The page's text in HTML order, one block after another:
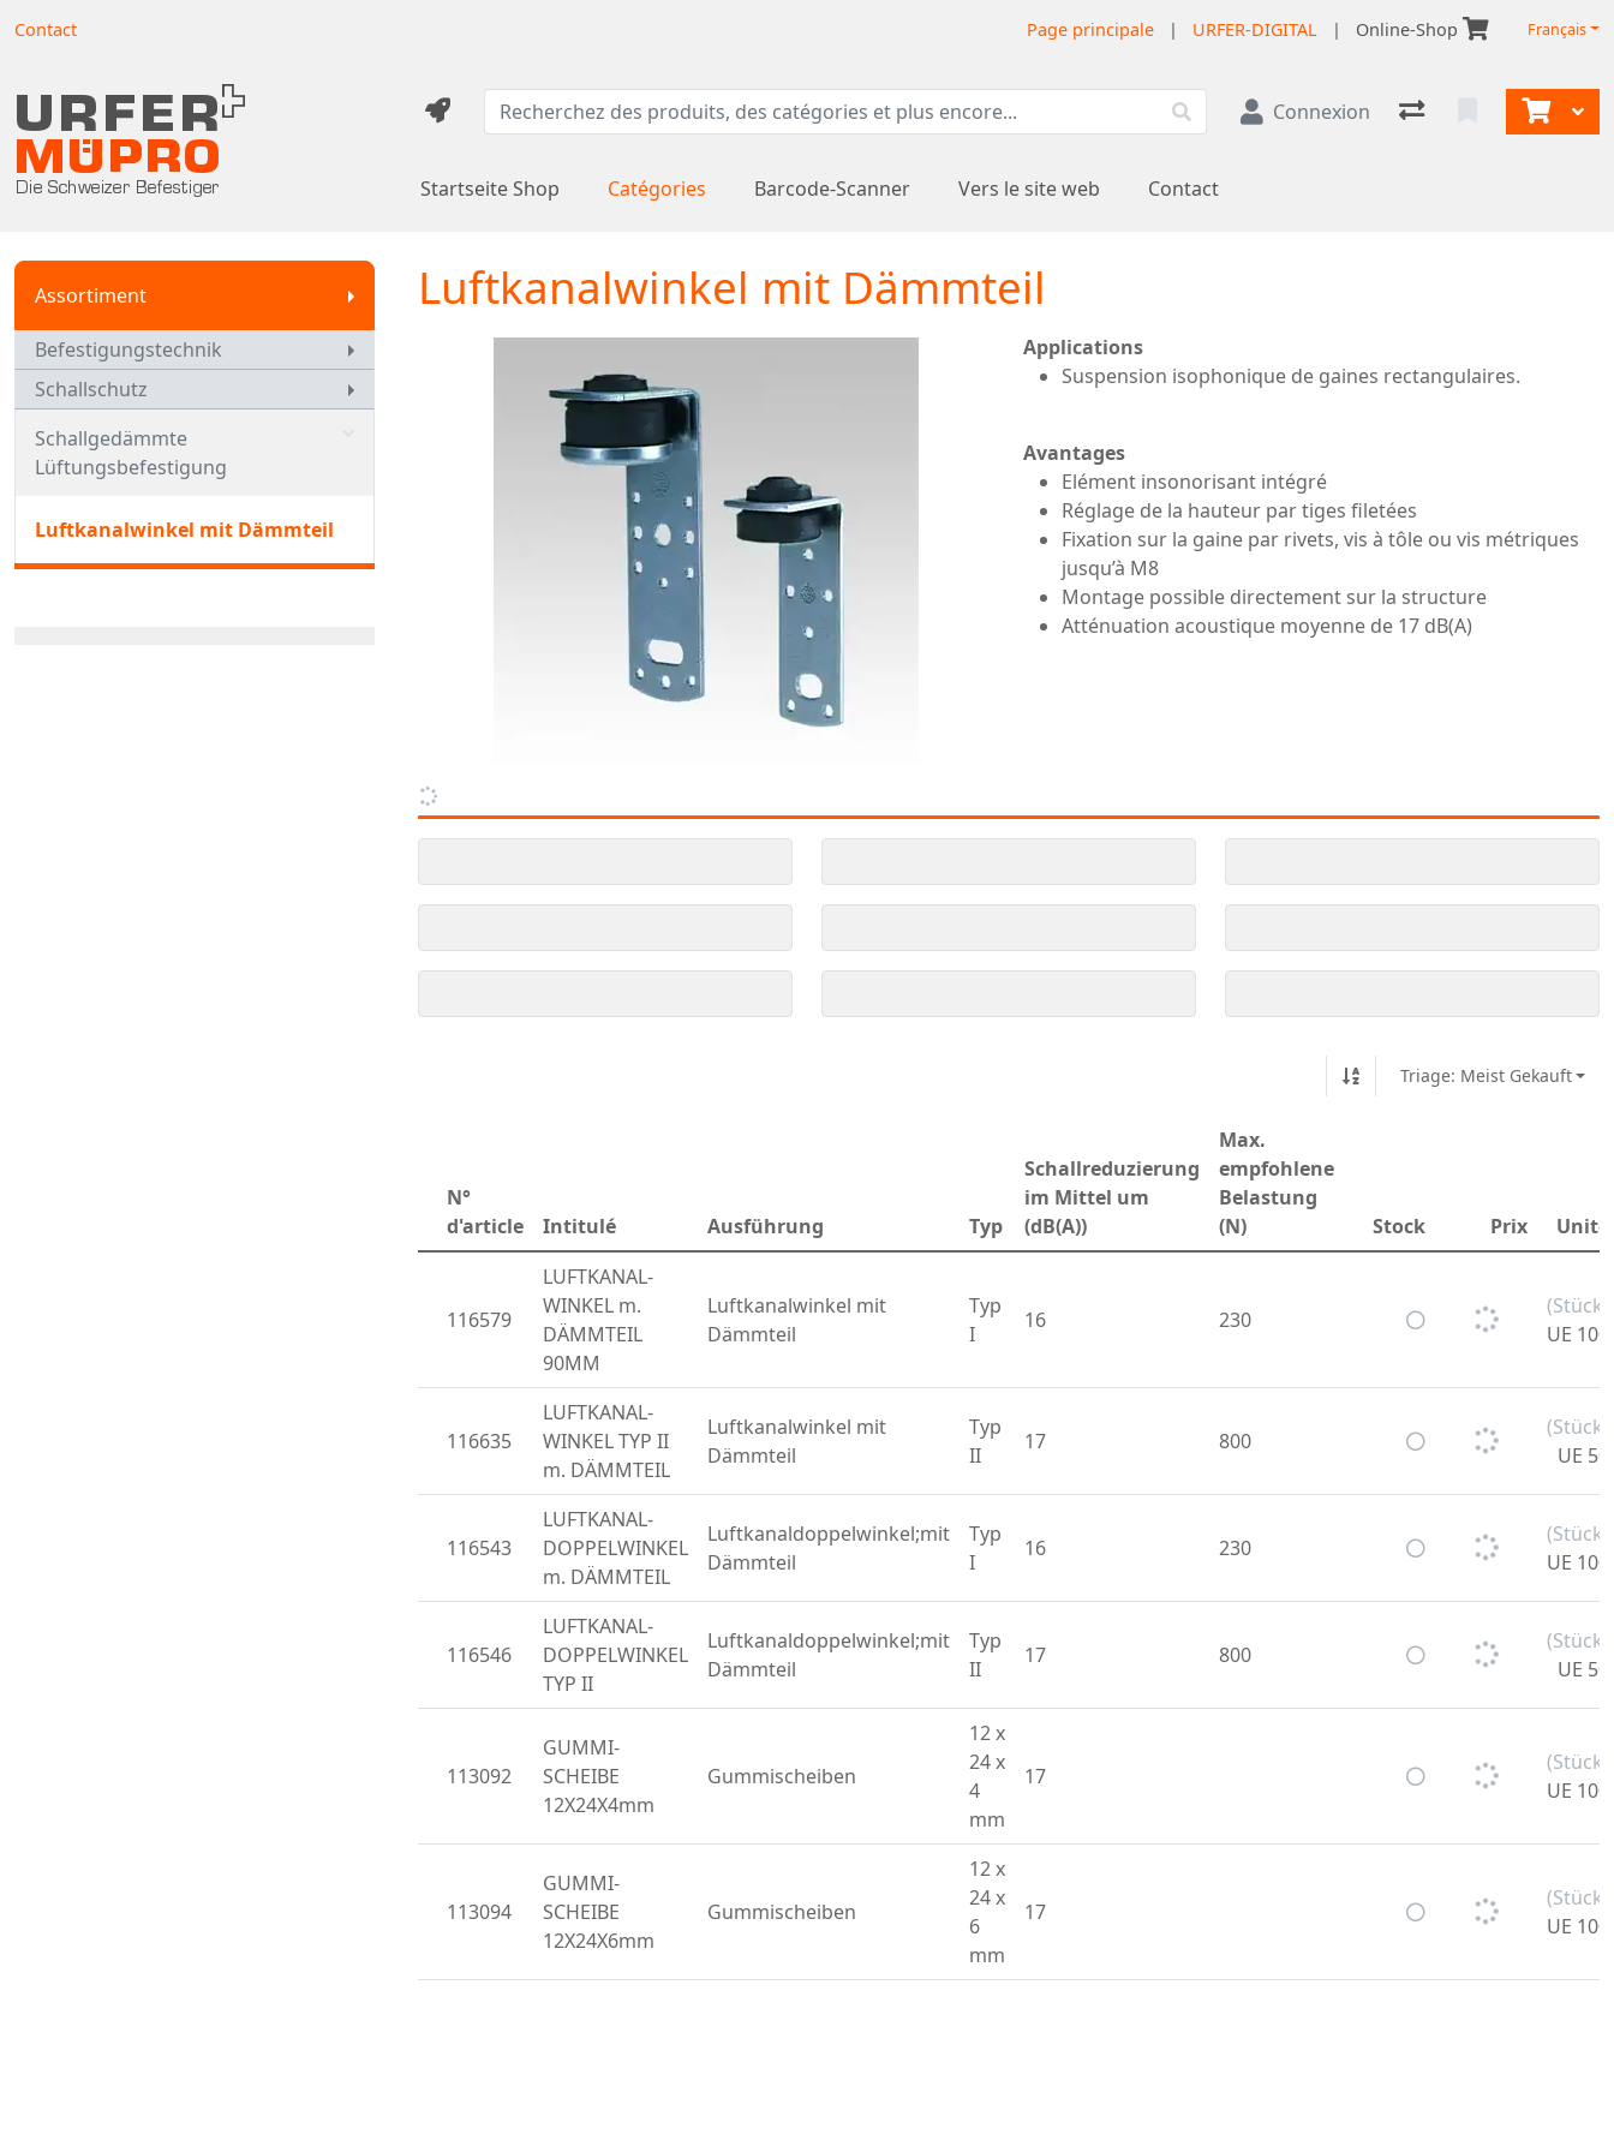
Contact Page principale | URFER-DIGITAL | Online-Shop Français
Connexion
Startseite Shop Catégories Barcode-Scanner Vers le site web Contact
Assortiment
Befestigungstechnik
Schallschutz
Schallgedämmte
Lüftungsbefestigung
Luftkanalwinkel mit Dämmteil
Luftkanalwinkel mit Dämmteil
Applications
Suspension isophonique de gaines rectangulaires.
Avantages
Elément insonorisant intégré
Réglage de la hauteur par tiges filetées
Fixation sur la gaine par rivets, vis à tôle ou vis métriques
jusqu’à M8
Montage possible directement sur la structure
Atténuation acoustique moyenne de 17 dB(A)
Triage: Meist Gekauft
N°
d'article
Intitulé Ausführung Typ
Schallreduzierung
im Mittel um
(dB(A))
Max.
empfohlene
Belastung
(N)
Stock Prix Unité
116579
LUFTKANAL-
WINKEL m.
DÄMMTEIL
90MM
Luftkanalwinkel mit
Dämmteil
Typ
I
16 230
(Stück)
UE 100
116635
LUFTKANAL-
WINKEL TYP II
m. DÄMMTEIL
Luftkanalwinkel mit
Dämmteil
Typ
II
17 800
(Stück)
UE 50
116543
LUFTKANAL-
DOPPELWINKEL
m. DÄMMTEIL
Luftkanaldoppelwinkel;mit
Dämmteil
Typ
I
16 230
(Stück)
UE 100
116546
LUFTKANAL-
DOPPELWINKEL
TYP II
Luftkanaldoppelwinkel;mit
Dämmteil
Typ
II
17 800
(Stück)
UE 50
113092
GUMMI-
SCHEIBE
12X24X4mm
Gummischeiben
12 x
24 x
4
mm
17
(Stück)
UE 100
113094
GUMMI-
SCHEIBE
12X24X6mm
Gummischeiben
12 x
24 x
6
mm
17
(Stück)
UE 100